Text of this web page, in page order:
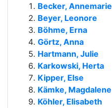
Becker, Annemarie
Beyer, Leonore
Böhme, Erna
Görtz, Anna
Hartmann, Julie
Karkowski, Herta
Kipper, Else
Kämke, Magdalene
Köhler, Elisabeth